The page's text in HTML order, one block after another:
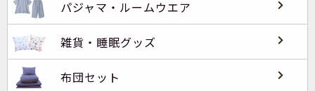
パジャマ・ルームウエア
雑貨・睡眠グッズ
布団セット